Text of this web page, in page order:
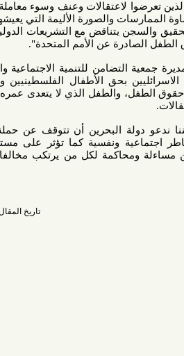
لاعتقالات وعنف وسوء معاملة، نسبة
والصورة الأليمة التي يعيشها
يتناقض مع التشريعات الدولية وحقوق
عن الأمم المتحدة".
للتنمية الاجتماعية والثقافية/
بحق الأطفال الفلسطينيين ونحن
دولتهم أنّها
البحرين أن تتوقف عن حملة
ونفسية كما تؤثر على مستقبله،
لكل من يرتكب مخالفات بحق نمو